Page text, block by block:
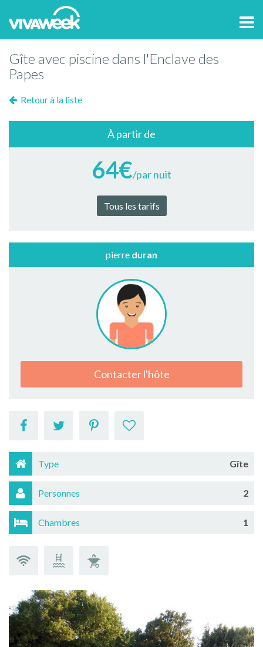
Gîte avec piscine dans l'Enclave des
Papes
Retour à la liste
À partir de
64€/par nuit
Tous les tarifs
pierre duran
Contacter l'hôte
Type Gîte
Personnes 2
Chambres 1